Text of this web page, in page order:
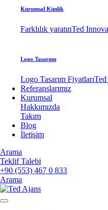
Kurumsal Kimlik
Farklılık yaratınTed
Logo Tasarımı
Logo Tasarım FiyatlarıTed
Referanslarımız
Kurumsal
Hakkımızda
Takım
Blog
İletişim
Arama
Teklif Talebi
+90 (553) 467 0 833
Arama